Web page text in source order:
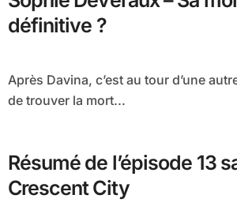
définitive ?
Après Davina, c’est au tour d’une autre figure de la série
de trouver la mort...
Résumé de l’épisode 13
Crescent City